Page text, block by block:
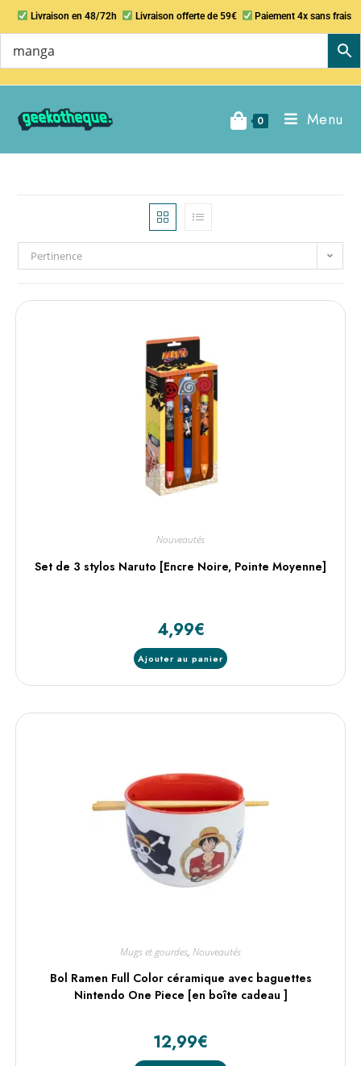
Livraison en 48/72h Livraison offerte de 59€ Paiement 4x sans frais
0 Menu
Pertinence
Nouveautés
Set de 3 stylos Naruto [Encre Noire, Pointe Moyenne]
4,99€
Ajouter au panier
Mugs et gourdes, Nouveautés
Bol Ramen Full Color céramique avec baguettes
Nintendo One Piece [en boîte cadeau ]
12,99€